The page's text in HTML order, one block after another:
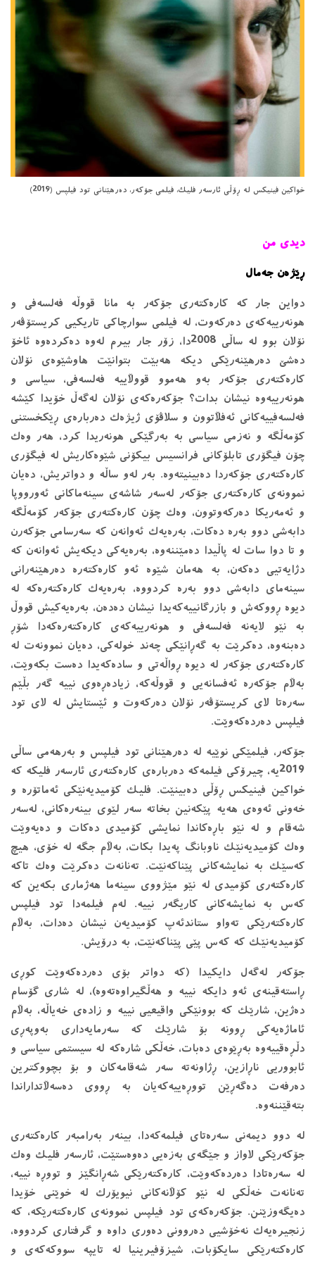
خواكین فینیكس له‌ ڕۆڵی ئارسه‌ر فلیك، فیلمی جۆكه‌ر، ‌ده‌رهێنانی تود فیلپس‌ (2019)
دیدی من
ڕێژه‌ن جه‌مال
دواین جار كه‌ كاره‌كته‌ری جۆكه‌ر به ‌مانا قووڵه‌ فه‌لسه‌فی و
هونه‌رییه‌كه‌ی ده‌ركه‌وت، له‌ فیلمی سوارچاكی تاریكیی كریستۆڤه‌ر
نۆلان بوو له‌ ساڵی 2008دا، زۆر جار بیرم له‌وه‌ ده‌كرده‌وه‌ ئاخۆ
ده‌شێ ده‌رهێنه‌رێكی دیكه‌ هه‌بێت بتوانێت هاوشێوه‌ی نۆلان
كاره‌كته‌ری جۆكه‌ر به‌و هه‌موو قووڵاییه‌ فه‌لسه‌فی، سیاسی و
هونه‌رییه‌وه‌ نیشان بدات؟ جۆكه‌ره‌كه‌ی نۆلان له‌گه‌ڵ خۆیدا كێشه‌
فه‌لسه‌فییه‌كانی ئه‌فڵاتوون و سلاڤۆی ژیژه‌ك ده‌رباره‌ی ڕێكخستنی
كۆمه‌ڵگه‌ و نه‌زمی سیاسی به‌ به‌رگێكی هونه‌ریدا كرد، هه‌ر وه‌ك
چۆن فیگۆری تابلۆكانی فرانسیس بيكۆنی شێوه‌كاریش له‌ فیگۆری
كاره‌كته‌ری جۆكه‌ردا ده‌بینیته‌وه‌. به‌ر له‌و ساڵه‌ و دواتریش، ده‌یان
نموونه‌ی كاره‌كته‌ری جۆكه‌ر له‌سه‌ر شاشه‌ی سینه‌ماكانی ئه‌ورووپا
و ئه‌مەریكا ده‌ركه‌وتوون، وه‌ك چۆن كاره‌كته‌ری جۆكه‌ر كۆمه‌ڵگه‌
دابه‌شی دوو به‌ره‌ ده‌كات، به‌ره‌یه‌ك ئه‌وانه‌ن كه‌ سه‌رسامی جۆكه‌رن
و تا دوا سات له ‌پاڵیدا ده‌مێننه‌وه‌، به‌ره‌یه‌كی دیكه‌یش ئه‌وانه‌ن كه‌
دژایه‌تیی ده‌كه‌ن، به ‌هه‌مان شێوه‌ ئه‌و كاره‌كته‌ره‌ ده‌رهێنه‌رانی
سینه‌مای دابه‌شی دوو به‌ره‌ كردووه‌، به‌ره‌یه‌ك كاره‌كته‌ره‌كه‌ له‌
دیوه‌ ڕووكه‌ش و بازرگانییه‌كه‌یدا نیشان ده‌ده‌ن، به‌ره‌یه‌كیش قووڵ
به‌ نێو لایه‌نه‌ فه‌لسه‌فی و هونه‌رییه‌كه‌ی كاره‌كته‌ره‌كه‌دا شۆڕ
ده‌بنه‌وه‌، ده‌كرێت به ‌گه‌ڕانێكی چه‌ند خوله‌كی، ده‌یان نموونه‌ت له‌
كاره‌كته‌ری جۆكه‌ر له‌ دیوه‌ ڕواڵه‌تی و ساده‌كه‌یدا ده‌ست بكه‌وێت،
به‌ڵام جۆكه‌ره‌ ئه‌فسانه‌یی و قووڵه‌كه‌، زیاده‌ڕه‌وی نییه‌ گه‌ر بڵێم
سه‌ره‌تا لای كریستۆڤه‌ر نۆلان ده‌ركه‌وت و ئێستایش له‌ لای تود
فیلپس ده‌رده‌كه‌وێت.
جۆكه‌ر، فیلمێكی نوێیه‌ له ‌ده‌رهێنانی تود فیلپس‌ و به‌رهه‌می ساڵی
2019یه‌، چیرۆكی فیلمه‌كه‌ ده‌رباره‌ی كاره‌كته‌ری ئارسه‌ر فلیكه‌ كه‌
خواكین فینیكس ڕۆڵی ده‌بینێت. فلیك كۆمیدیه‌نێكی ئه‌ماتۆره‌ و
خه‌ونی ئه‌وه‌ی هه‌یه‌ پێكه‌نین بخاته‌ سه‌ر لێوی بینه‌ره‌كانی، له‌سه‌ر
شه‌قام و له ‌نێو باڕه‌كاندا نمایشی كۆمیدی ده‌كات و ده‌یه‌وێت
وه‌ك كۆمیدیه‌نێك ناوبانگ په‌یدا بكات، به‌ڵام جگه‌ له‌ خۆی، هیچ
كه‌سێك به‌ نمایشه‌كانی پێناكه‌نێت. ته‌نانه‌ت ده‌كرێت وه‌ك تاكه‌
كاره‌كته‌ری كۆمیدی له ‌نێو مێژووی سینه‌ما هه‌ژماری بكه‌ین كه‌
كه‌س به ‌نمایشه‌كانی كاریگه‌ر نییه‌. له‌م فیلمه‌دا تود فیلپس
كاره‌كته‌رێكی ته‌واو ستاندئه‌پ كۆمیدیه‌ن نیشان ده‌دات، به‌ڵام
كۆمیدیه‌نێك كه‌ كه‌س پێی پێناكه‌نێت، به ‌درۆیش.
جۆكه‌ر له‌گه‌ل دایكیدا (كه‌ دواتر بۆی ده‌ردەكه‌وێت كوڕی
ڕاسته‌قینه‌ی ئه‌و دایكه‌ نییه‌ و هه‌ڵگیراوه‌ته‌وه‌)، له ‌شاری گۆسام
ده‌ژین، شارێك كه‌ بوونێكی واقیعیی نییه‌ و زاده‌ی خه‌یاڵه‌، به‌ڵام
ئاماژه‌یه‌كی ڕوونه‌ بۆ شارێك كه‌ سه‌رمایه‌داری به‌وپه‌ڕی
دڵڕه‌قییه‌وه‌ به‌ڕێوه‌ی ده‌بات، خه‌ڵكی شاره‌كه‌ له‌ سیستمی سیاسی و
ئابووریی ناڕازین، ڕژاونه‌ته‌ سه‌ر شه‌قامه‌كان و بۆ بچووكترین
ده‌رفه‌ت ده‌گه‌ڕێن تووڕه‌ییه‌كه‌یان به ‌ڕووی ده‌سه‌ڵاتداراندا
بته‌قێننه‌وه‌.
له ‌دوو دیمه‌نی سه‌ره‌تای فیلمەکە‌دا، بینه‌ر به‌رامبه‌ر كاره‌كته‌ری
جۆكه‌رێكی لاواز و جێگه‌ی به‌زه‌یی ده‌وه‌ستێت، ئارسه‌ر فلیك وه‌ك
له‌ سه‌ره‌تادا ده‌رده‌كه‌وێت، كاره‌كته‌رێكی شه‌ڕانگێز و تووڕه‌ نییه‌،
ته‌نانه‌ت خه‌ڵكی له ‌نێو كۆڵانه‌كانی نیویۆرك له ‌خوێنی خۆیدا
ده‌یگه‌وزێنن. جۆكه‌ره‌كه‌ی تود فیلپس نموونه‌ی كاره‌كته‌رێكه‌، كه‌
زنجیره‌یه‌ك نه‌خۆشیی ده‌روونی ده‌وری داوه‌ و گرفتاری كردووه‌،
كاره‌كته‌رێكی سایكۆبات، شیزۆفیرینیا له‌ تایپه‌ سووكه‌كه‌ی و